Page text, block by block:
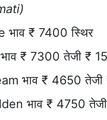
भाव ₹ 7400 स्थिर
₹ 7300 तेजी ₹
भाव ₹ 4650
भाव ₹ 4750